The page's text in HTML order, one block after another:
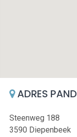
ADRES PAND
Steenweg 188
3590 Diepenbeek